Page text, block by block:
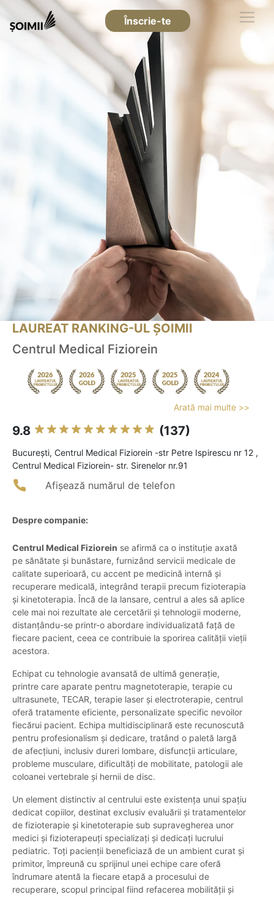
Înscrie-te
LAUREAT RANKING-UL ȘOIMII
Centrul Medical Fiziorein
Arată mai multe >>
9.8 (137)
Bucureşti, Centrul Medical Fiziorein -str Petre Ispirescu nr 12 ,
Centrul Medical Fiziorein- str. Sirenelor nr.91
Afișează numărul de telefon
Despre companie:
Centrul Medical Fiziorein se afirmă ca o instituție axată
pe sănătate și bunăstare, furnizând servicii medicale de
calitate superioară, cu accent pe medicină internă și
recuperare medicală, integrând terapii precum fizioterapia
și kinetoterapia. Încă de la lansare, centrul a ales să aplice
cele mai noi rezultate ale cercetării și tehnologii moderne,
distanțându-se printr-o abordare individualizată față de
fiecare pacient, ceea ce contribuie la sporirea calității vieții
acestora.
Echipat cu tehnologie avansată de ultimă generație,
printre care aparate pentru magnetoterapie, terapie cu
ultrasunete, TECAR, terapie laser și electroterapie, centrul
oferă tratamente eficiente, personalizate specific nevoilor
fiecărui pacient. Echipa multidisciplinară este recunoscută
pentru profesionalism și dedicare, tratând o paletă largă
de afecțiuni, inclusiv dureri lombare, disfuncții articulare,
probleme musculare, dificultăți de mobilitate, patologii ale
coloanei vertebrale și hernii de disc.
Un element distinctiv al centrului este existența unui spațiu
dedicat copiilor, destinat exclusiv evaluării și tratamentelor
de fizioterapie și kinetoterapie sub supravegherea unor
medici și fizioterapeuți specializați și dedicați lucrului
pediatric. Toți pacienții beneficiază de un ambient curat și
primitor, împreună cu sprijinul unei echipe care oferă
îndrumare atentă la fiecare etapă a procesului de
recuperare, scopul principal fiind refacerea mobilității și